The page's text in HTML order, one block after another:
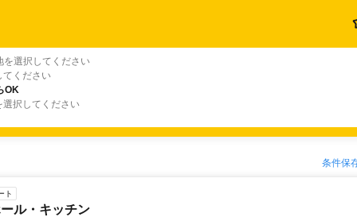
を選択してください
てください
OK
選択してください
条件保
ト
ル・キッチン